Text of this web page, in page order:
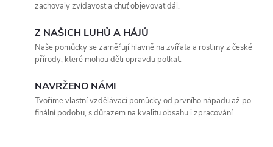
zachovaly zvídavost a chuť objevovat dál.
Z NAŠICH LUHŮ A HÁJŮ
Naše pomůcky se zaměřují hlavně na zvířata a rostliny z české
přírody, které mohou děti opravdu potkat.
NAVRŽENO NÁMI
Tvoříme vlastní vzdělávací pomůcky od prvního nápadu až po
finální podobu, s důrazem na kvalitu obsahu i zpracování.